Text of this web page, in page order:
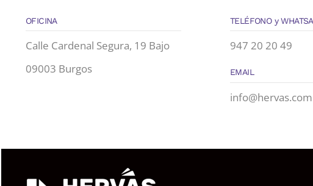
OFICINA
Calle Cardenal Segura, 19 Bajo
09003 Burgos
TELÉFONO y
947 20 20 49
EMAIL
info@hervas.com